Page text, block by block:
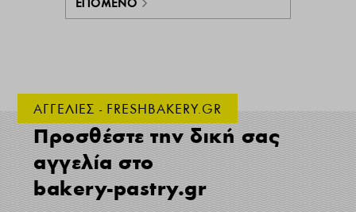
ΑΓΓΕΛΙΕΣ - FRESHBAKERY.GR
Προσθέστε την δική σας
αγγελία στο
bakery-pastry.gr